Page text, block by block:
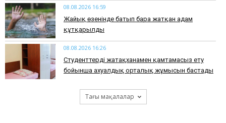
08.08.2026 16:59
Жайық өзенінде батып бара жатқан адам
құтқарылды
08.08.2026 16:26
Студенттерді жатақханамен қамтамасыз ету
бойынша ахуалдық орталық жұмысын бастады
Тағы мақалалар